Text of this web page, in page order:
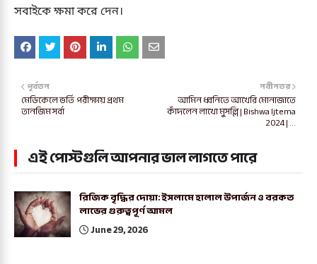
সবাইকে ক্ষমা করে দেন।
নবীনতর
আমিন ধ্বনিতে আখেরি মোনাজাতে
কাঁদলেন লাখো মুসল্লি | Bishwa Ijtema
2024 | ...
পূর্বতন
মেডিকেলে ভর্তি পরীক্ষায় প্রথম
তানজিম সর্বা
এই পোস্টগুলি আপনার ভাল লাগতে পারে
রিজিক বৃদ্ধির দোয়া: ইসলামে হালাল উপার্জন ও বরকত
লাভের গুরুত্বপূর্ণ আমল
June 29, 2026